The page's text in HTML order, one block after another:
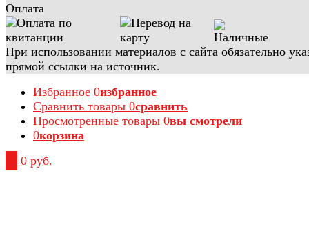
Оплата
При использовании материалов с сайта обязательно
прямой ссылки на источник.
Избранное 0избранное
Сравнить товары 0сравнить
Просмотренные товары 0вы смотрели
0корзина
0 руб.